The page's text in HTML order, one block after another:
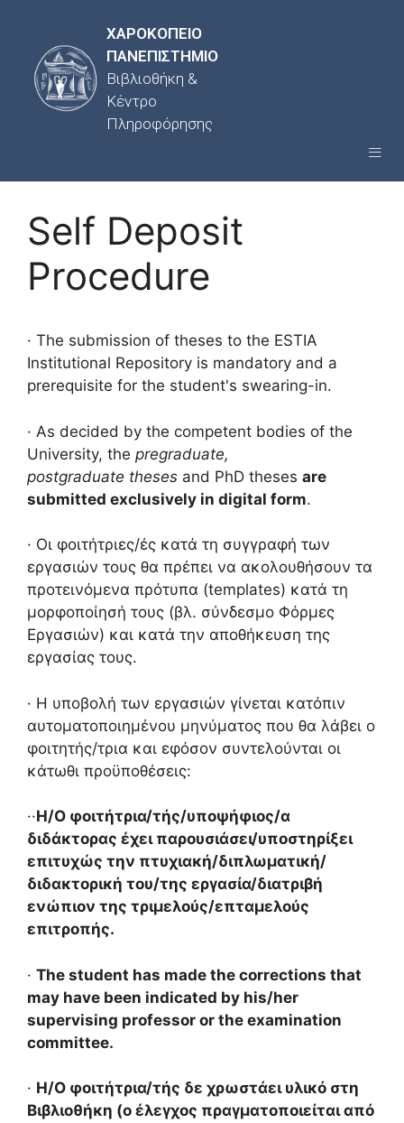
ΧΑΡΟΚΟΠΕΙΟ
ΠΑΝΕΠΙΣΤΗΜΙΟ
Βιβλιοθήκη &
Κέντρο
Πληροφόρησης
Self Deposit
Procedure
· The submission of theses to the ESTIA
Institutional Repository is mandatory and a
prerequisite for the student's swearing-in.
· As decided by the competent bodies of the
University, the pregraduate,
postgraduate theses and PhD theses are
submitted exclusively in digital form.
· Οι φοιτήτριες/ές κατά τη συγγραφή των
εργασιών τους θα πρέπει να ακολουθήσουν τα
προτεινόμενα πρότυπα (templates) κατά τη
μορφοποίησή τους (βλ. σύνδεσμο Φόρμες
Εργασιών) και κατά την αποθήκευση της
εργασίας τους.
· Η υποβολή των εργασιών γίνεται κατόπιν
αυτοματοποιημένου μηνύματος που θα λάβει ο
φοιτητής/τρια και εφόσον συντελούνται οι
κάτωθι προϋποθέσεις:
··H/Ο φοιτήτρια/τής/υποψήφιος/α
διδάκτορας έχει παρουσιάσει/υποστηρίξει
επιτυχώς την πτυχιακή/διπλωματική/
διδακτορική του/της εργασία/διατριβή
ενώπιον της τριμελούς/επταμελούς
επιτροπής.
· The student has made the corrections that
may have been indicated by his/her
supervising professor or the examination
committee.
· Η/Ο φοιτήτρια/τής δε χρωστάει υλικό στη
Βιβλιοθήκη (ο έλεγχος πραγματοποιείται από